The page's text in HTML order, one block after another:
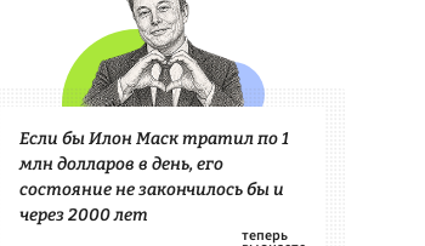
Если бы Илон Маск тратил по 1
млн долларов в день, его
состояние не закончилось бы и
через 2000 лет